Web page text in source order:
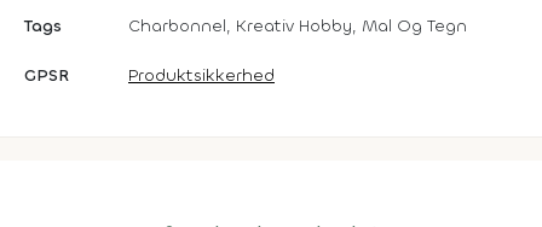
Tags Charbonnel, Kreativ Hobby, Mal Og Tegn
GPSR Produktsikkerhed